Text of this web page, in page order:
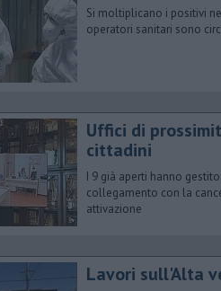
Si moltiplicano i positivi
operatori sanitari sono
Uffici di
cittadini
I 9 già aperti hanno
collegamento con la
attivazione
Lavori sull'Alta